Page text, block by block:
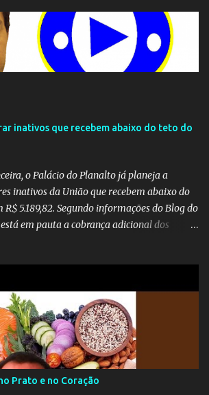
inativos que recebem abaixo do teto do
o Palácio do Planalto já planeja a
inativos da União que recebem abaixo do
R$ 5.189,82. Segundo informações do Blog do
em pauta a cobrança adicional dos
da Previdência Social também está sendo
que querem subir a taxa de
seriam atingidos os inativos da União e
o teto do INSS é de R$ 5.189,82
Prato e no Coração